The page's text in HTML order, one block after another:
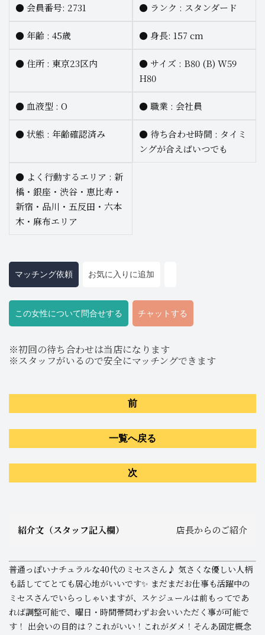
● 会員番号: 2731 ● ランク : スタンダード
● 年齢 : 45歳 ● 身長: 157 cm
● 住所 : 東京23区内 ● サイズ : B80 (B) W59
H80
● 血液型 : O ● 職業 : 会社員
● 状態 : 年齢確認済み ● 待ち合わせ時間 : タイミ
ングが合えばいつでも
● よく行動するエリア : 新
橋・銀座・渋谷・恵比寿・
新宿・品川・五反田・六本
木・麻布エリア
マッチング依頼 お気に入りに追加
この女性について問合せする チャットする
※初回の待ち合わせは当店になります
※スタッフがいるので安全にマッチングできます
前
一覧へ戻る
次
紹介文（スタッフ記入欄） 店長からのご紹介
普通っぽいナチュラルな40代のミセスさん♪ 気さくな優しい人柄
も話しててとても居心地がいいです✨ まだまだお仕事も活躍中の
ミセスさんでいらっしゃいますが、スケジュールは前もってであ
れば調整可能で、曜日・時間帯問わずお会いいただく事が可能で
す！ 出会いの目的は？これがいい！これがダメ！そんあ固定概念